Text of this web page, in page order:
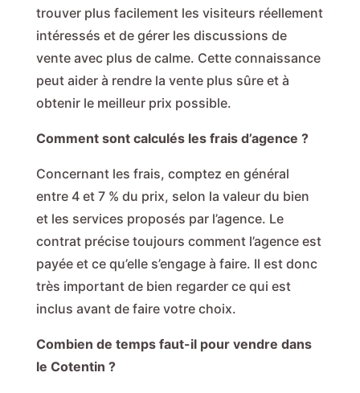
trouver plus facilement les visiteurs réellement
intéressés et de gérer les discussions de
vente avec plus de calme. Cette connaissance
peut aider à rendre la vente plus sûre et à
obtenir le meilleur prix possible.
Comment sont calculés les frais d’agence ?
Concernant les frais, comptez en général
entre 4 et 7 % du prix, selon la valeur du bien
et les services proposés par l’agence. Le
contrat précise toujours comment l’agence est
payée et ce qu’elle s’engage à faire. Il est donc
très important de bien regarder ce qui est
inclus avant de faire votre choix.
Combien de temps faut-il pour vendre dans
le Cotentin ?